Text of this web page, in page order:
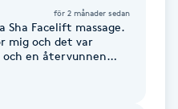
för 2 månader sedan
Sha Facelift massage.
mig och det var
en återvunnen